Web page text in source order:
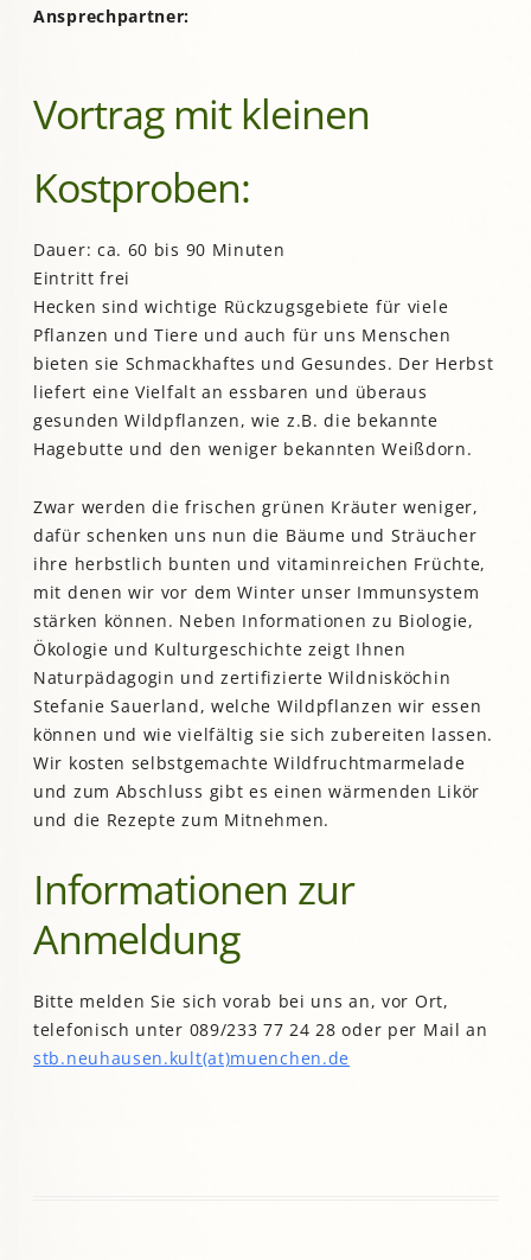
Ansprechpartner:
Vortrag mit kleinen
Kostproben:
Dauer: ca. 60 bis 90 Minuten
Eintritt frei
Hecken sind wichtige Rückzugsgebiete für viele
Pflanzen und Tiere und auch für uns Menschen
bieten sie Schmackhaftes und Gesundes. Der Herbst
liefert eine Vielfalt an essbaren und überaus
gesunden Wildpflanzen, wie z.B. die bekannte
Hagebutte und den weniger bekannten Weißdorn.
Zwar werden die frischen grünen Kräuter weniger,
dafür schenken uns nun die Bäume und Sträucher
ihre herbstlich bunten und vitaminreichen Früchte,
mit denen wir vor dem Winter unser Immunsystem
stärken können. Neben Informationen zu Biologie,
Ökologie und Kulturgeschichte zeigt Ihnen
Naturpädagogin und zertifizierte Wildnisköchin
Stefanie Sauerland, welche Wildpflanzen wir essen
können und wie vielfältig sie sich zubereiten lassen.
Wir kosten selbstgemachte Wildfruchtmarmelade
und zum Abschluss gibt es einen wärmenden Likör
und die Rezepte zum Mitnehmen.
Informationen zur
Anmeldung
Bitte melden Sie sich vorab bei uns an, vor Ort,
telefonisch unter 089/233 77 24 28 oder per Mail an
stb.neuhausen.kult(at)muenchen.de